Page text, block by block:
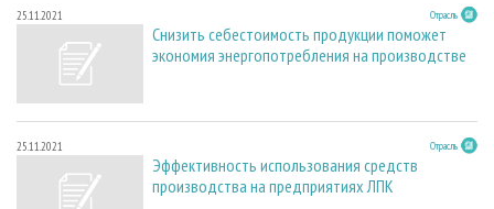
25.11.2021 Отрасль
Снизить себестоимость продукции поможет
экономия энергопотребления на производстве
25.11.2021 Отрасль
Эффективность использования средств
производства на предприятиях ЛПК